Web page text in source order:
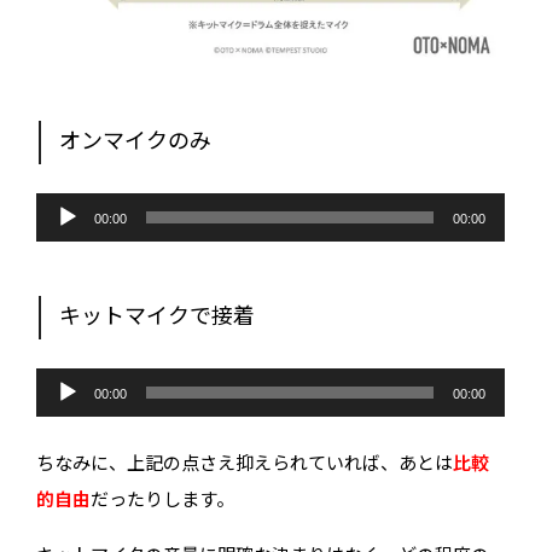
オンマイクのみ
音
プ
ヤ
00:00 00:00
キットマイクで接着
音
プ
ー
ヤ
ー
00:00 00:00
ちなみに、上記の点さえ抑えられていれば、あとは比較
的自由だったりします。
無料でカンタン！